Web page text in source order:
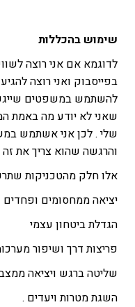
שימוש בהכללות
לדוגמא אם אני רוצה
בפייסבוק ואני רוצה
להשתמש במשפטים
שאני לא יודע מה באמת
שלי . לכן אני אשתמש
והרגשה שהוא צריך את זה
אלו חלק מהטכניקות
יציאה ממחסומים ופחדים
הגדלת ביטחון עצמי
פריצות דרך ושיפור
שליטה ברגש ויציאה
השגת מטרות ויעדים .